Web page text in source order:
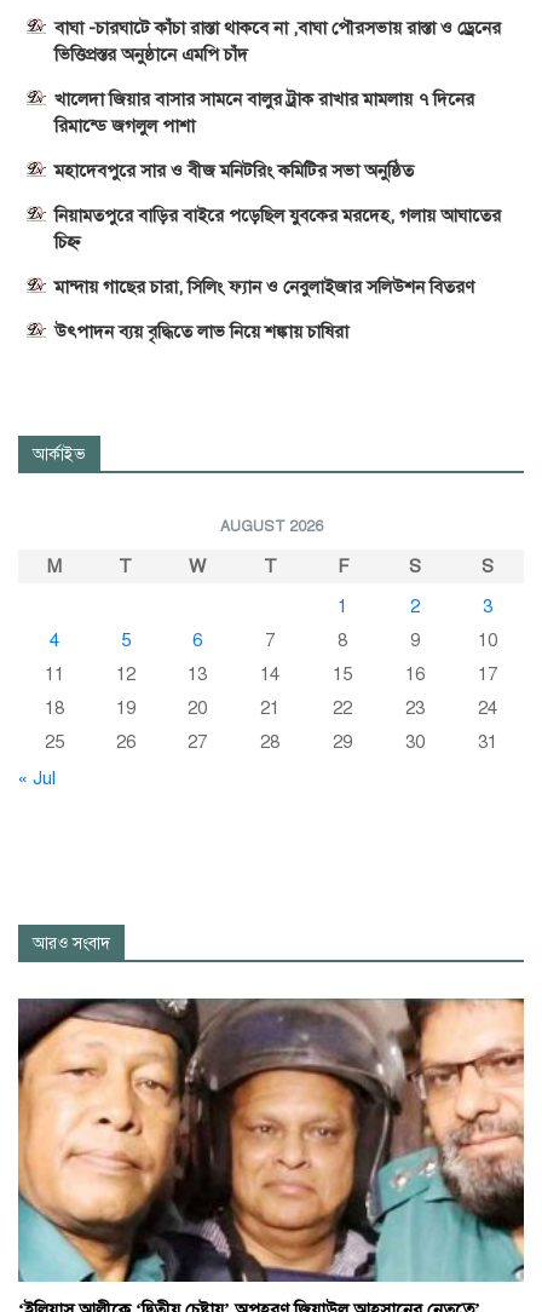
বাঘা -চারঘাটে কাঁচা রাস্তা থাকবে না ,বাঘা পৌরসভায় রাস্তা ও ড্রেনের
ভিত্তিপ্রস্তর অনুষ্ঠানে এমপি চাঁদ
খালেদা জিয়ার বাসার সামনে বালুর ট্রাক রাখার মামলায় ৭ দিনের
রিমান্ডে জগলুল পাশা
মহাদেবপুরে সার ও বীজ মনিটরিং কমিটির সভা অনুষ্ঠিত
নিয়ামতপুরে বাড়ির বাইরে পড়েছিল যুবকের মরদেহ, গলায় আঘাতের
চিহ্ন
মান্দায় গাছের চারা, সিলিং ফ্যান ও নেবুলাইজার সলিউশন বিতরণ
উৎপাদন ব্যয় বৃদ্ধিতে লাভ নিয়ে শঙ্কায় চাষিরা
আর্কাইভ
AUGUST 2026
M T W T F S
S
1
2
3
4
5 6 7 8 9
10
11
12 13 14 15 16
17
18
19 20 21 22 23
24
25
26 27 28 29 30
31
« Jul
আরও সংবাদ